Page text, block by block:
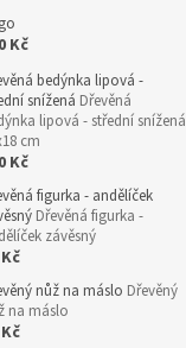
Kč
bedýnka lipová -
snížená Dřevěná
lipová - střední snížená
cm
Kč
figurka - andělíček
Dřevěná figurka -
závěsný
nůž na máslo Dřevěný
na máslo